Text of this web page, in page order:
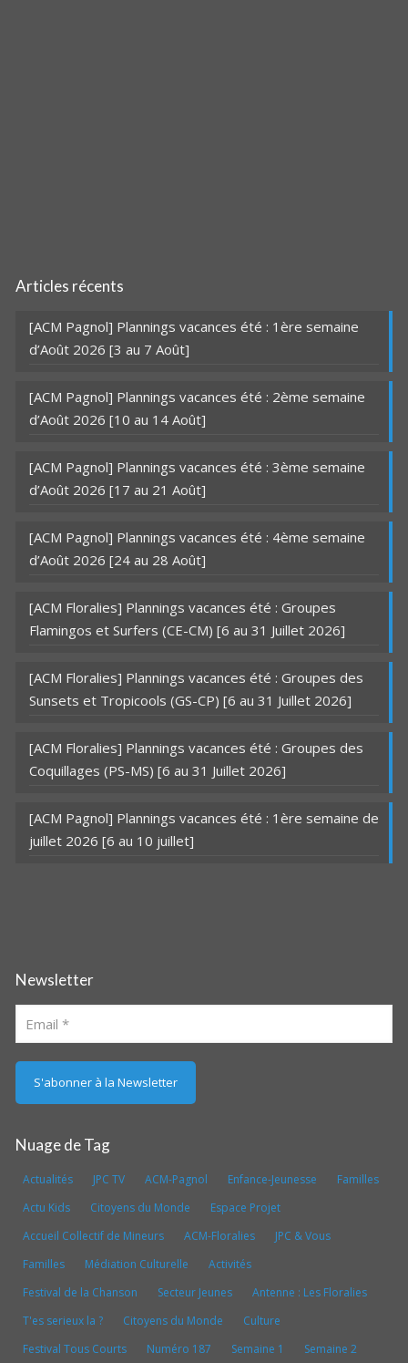
Articles récents
[ACM Pagnol] Plannings vacances été : 1ère semaine
d’Août 2026 [3 au 7 Août]
[ACM Pagnol] Plannings vacances été : 2ème semaine
d’Août 2026 [10 au 14 Août]
[ACM Pagnol] Plannings vacances été : 3ème semaine
d’Août 2026 [17 au 21 Août]
[ACM Pagnol] Plannings vacances été : 4ème semaine
d’Août 2026 [24 au 28 Août]
[ACM Floralies] Plannings vacances été : Groupes
Flamingos et Surfers (CE-CM) [6 au 31 Juillet 2026]
[ACM Floralies] Plannings vacances été : Groupes des
Sunsets et Tropicools (GS-CP) [6 au 31 Juillet 2026]
[ACM Floralies] Plannings vacances été : Groupes des
Coquillages (PS-MS) [6 au 31 Juillet 2026]
[ACM Pagnol] Plannings vacances été : 1ère semaine de
juillet 2026 [6 au 10 juillet]
Newsletter
Nuage de Tag
Actualités JPC TV ACM-Pagnol Enfance-Jeunesse
Familles
Actu Kids
Citoyens du Monde
Espace Projet
Accueil Collectif de Mineurs
ACM-Floralies
JPC & Vous
Familles
Médiation Culturelle
Activités
Festival de la Chanson
Secteur Jeunes
Antenne : Les Floralies
T'es serieux la ?
Citoyens du Monde
Culture
Festival Tous Courts
Numéro 187 Semaine 1 Semaine 2